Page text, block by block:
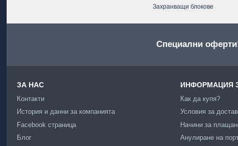
Захранващи блокове
Специални
ЗА НАС
Контакти
История и данни за компанията
Facebook страница
Блог
ИНФОРМАЦИЯ
Как да купя?
Условия за
Начини за
Анулиране на